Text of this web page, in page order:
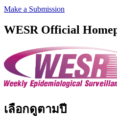
Make a Submission
WESR Official
เลือกดูตามปี